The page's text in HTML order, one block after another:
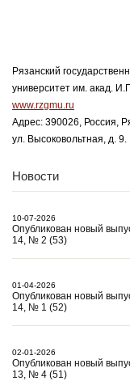
Рязанский
университет им. акад.
www.rzgmu.ru
Адрес: 390026, Россия,
ул. Высоковольтная, д. 9.
Новости
10-07-2026
Опубликован новый
14, № 2 (53)
01-04-2026
Опубликован новый
14, № 1 (52)
02-01-2026
Опубликован новый
13, № 4 (51)